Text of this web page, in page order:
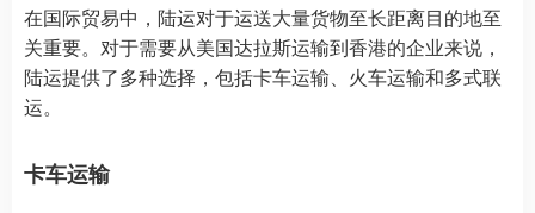
在国际贸易中，陆运对于运送大量货物至长距离目的地至
关重要。对于需要从美国达拉斯运输到香港的企业来说，
陆运提供了多种选择，包括卡车运输、火车运输和多式联
运。
卡车运输